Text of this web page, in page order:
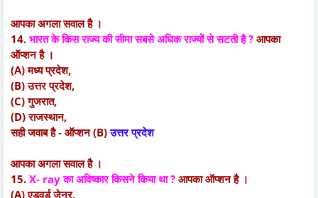
आपका अगला सवाल है ।
14. भारत के किस राज्य की सीमा सबसे अधिक राज्यों से सटती है ? आपका
ऑप्शन है ।
(A) मध्य प्रदेश,
(B) उत्तर प्रदेश,
(C) गुजरात,
(D) राजस्थान,
सही जवाब है - ऑप्शन (B)उत्तर प्रदेश
आपका अगला सवाल है ।
15. X- ray का अविष्कार किसने किया था ? आपका ऑप्शन है ।
(A) एडवर्ड जेनर,